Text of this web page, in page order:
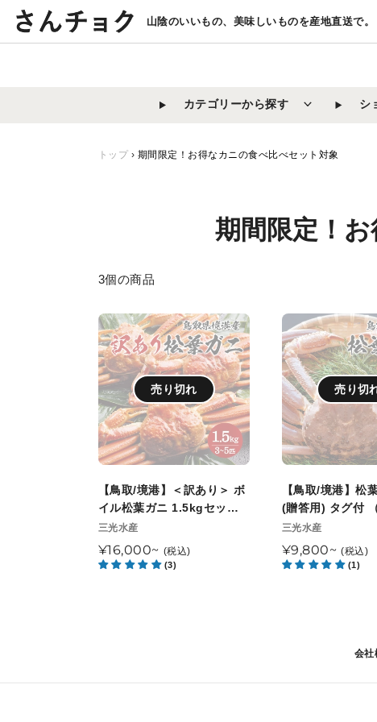
山陰のいいもの、美味しいものを産地直送で。
カテゴリーから探す シ
トップ › 期間限定！お得なカニの食べ比べセット対象
コ
シ
ョ
ン
:
期間限定！
3個の商品
【鳥
取/
境
港】
＜
訳
あ
り
＞
ボ
イ
ル
松
ッ
売り切れ
【鳥取/境港】＜訳あり＞ ボ
イル松葉ガニ 1.5kgセット
(3～5枚) 足折れ1本あり（今
季販売終了）
販
売
元
三光水産
通
常
¥16,000~ (税込)
(3)
【鳥
取/
境
港】
松
葉
ガ
ニ
A
級
(贈
答
用)
販
売り切
【鳥取/境港】松
(贈答用) タグ付
終了）
販
売
元
三光水産
通
常
¥9,800~ (税込)
(1)
会社